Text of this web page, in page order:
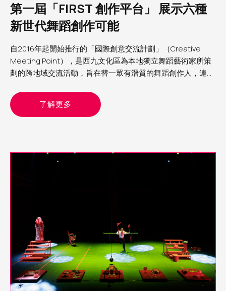
第一屆「FIRST 創作平台」 展示六種
新世代舞蹈創作可能
自2016年起開始推行的「國際創意交流計劃」（Creative
Meeting Point），是西九文化區為本地獨立舞蹈藝術家所策
劃的跨地域交流活動，旨在替一眾有潛質的舞蹈創作人，連結
首辦「自由舞」，順理成章也建立了「FIRST創作平台」，邀
請其中六位曾參與「國際創意交流計劃」的女舞蹈藝術家，於
了解更多